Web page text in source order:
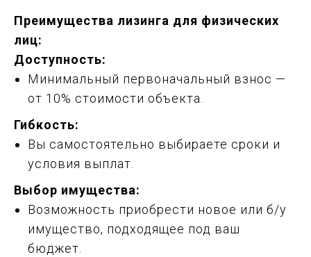
Преимущества лизинга для физических
лиц:
Доступность:
Минимальный первоначальный взнос —
от 10% стоимости объекта.
Гибкость:
Вы самостоятельно выбираете сроки и
условия выплат.
Выбор имущества:
Возможность приобрести новое или б/у
имущество, подходящее под ваш
бюджет.